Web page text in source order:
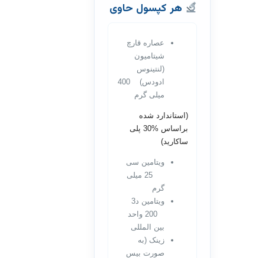
هر کپسول حاوی
عصاره قارچ
شیتامیون
(لنتینوس
ادودس) 400
میلی گرم
(استاندارد شده
براساس %30 پلی
ساکارید)
ویتامین سی
25 میلی
گرم
ویتامین د3
200 واحد
بین المللی
زینک (به
صورت بیس